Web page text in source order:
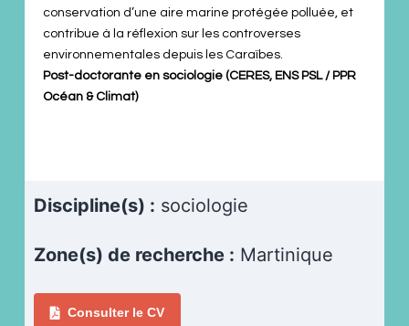
conservation d’une aire marine protégée polluée, et
contribue à la réflexion sur les controverses
environnementales depuis les Caraïbes.
Post-doctorante en sociologie (CERES, ENS PSL / PPR
Océan & Climat)
Discipline(s) : sociologie
Zone(s) de recherche : Martinique
Consulter le CV